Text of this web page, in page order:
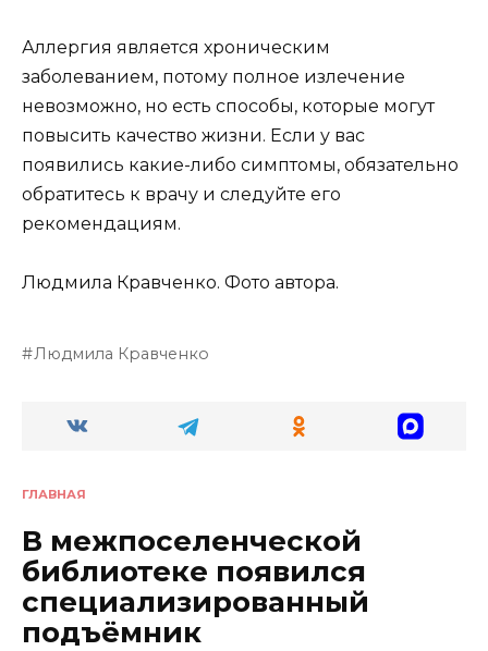
Аллергия является хроническим
заболеванием, потому полное излечение
невозможно, но есть способы, которые могут
повысить качество жизни. Если у вас
появились какие-либо симптомы, обязательно
обратитесь к врачу и следуйте его
рекомендациям.
Людмила Кравченко. Фото автора.
Людмила Кравченко
ГЛАВНАЯ
В межпоселенческой
библиотеке появился
специализированный
подъёмник